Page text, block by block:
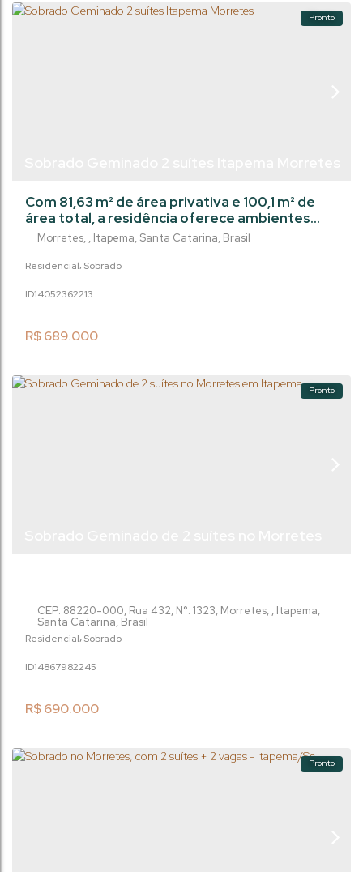
Pronto
Residencial Sobrado
R$689.000
2213
1405236
Morretes , Itapema, Santa Catarina, Brasil
Com 81,63 m² de área privativa e 100,1 m² de
área total, a residência oferece ambientes
amplos, iluminados e bem distribuídos,
funcionalidade e estética, em um dos bairros
social, a sala de estar e jantar se integram à
familiares e amigos. O lavabo ...
Pronto
Residencial Sobrado
R$690.000
2245
1486798
CEP: 88220-000, Rua 432, N°: 1323, Morretes , Itapema,
Santa Catarina, Brasil
Pronto